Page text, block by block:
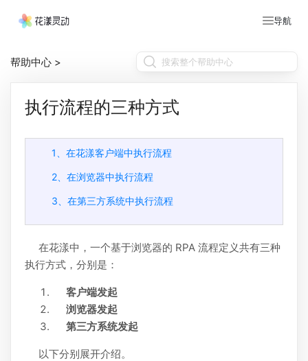
导航
帮助中心 >
执行流程的三种方式
1、在花漾客户端中执行流程
2、在浏览器中执行流程
3、在第三方系统中执行流程
在花漾中，一个基于浏览器的 RPA 流程定义共有三种
执行方式，分别是：
客户端发起
浏览器发起
第三方系统发起
以下分别展开介绍。